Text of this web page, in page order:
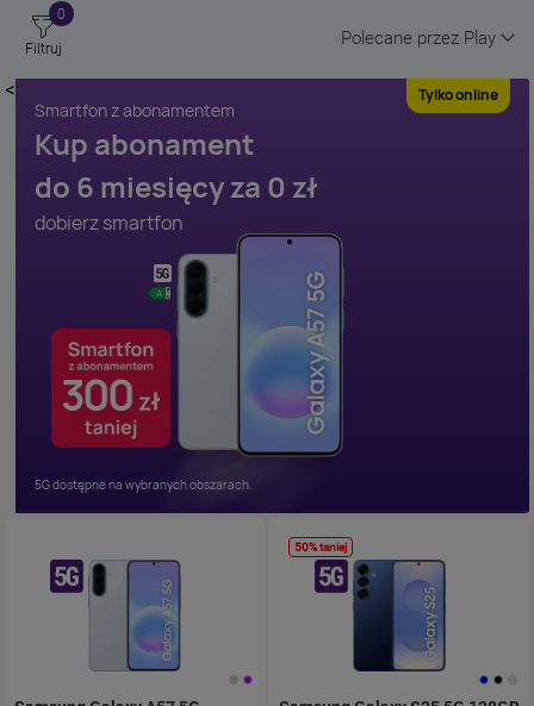
Filtruj
0
Polecane przez Play
50% taniej